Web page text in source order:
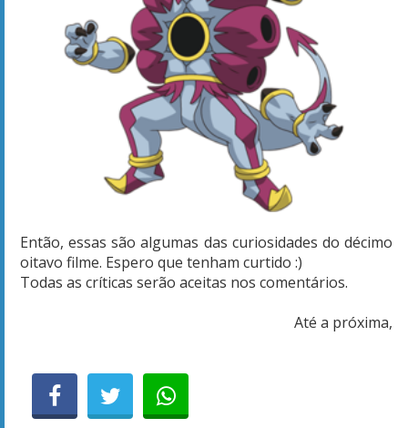
Então, essas são algumas das curiosidades do décimo
oitavo filme. Espero que tenham curtido :)
Todas as críticas serão aceitas nos comentários.
Até a próxima,